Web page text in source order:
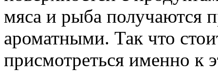
мяса и рыба получаются
ароматными. Так что
присмотреться именно к